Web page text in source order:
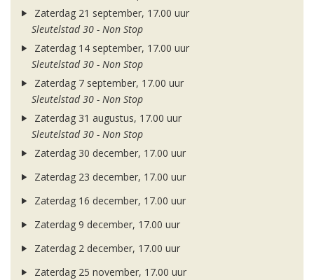
Zaterdag 21 september, 17.00 uur
Sleutelstad 30 - Non Stop
Zaterdag 14 september, 17.00 uur
Sleutelstad 30 - Non Stop
Zaterdag 7 september, 17.00 uur
Sleutelstad 30 - Non Stop
Zaterdag 31 augustus, 17.00 uur
Sleutelstad 30 - Non Stop
Zaterdag 30 december, 17.00 uur
Zaterdag 23 december, 17.00 uur
Zaterdag 16 december, 17.00 uur
Zaterdag 9 december, 17.00 uur
Zaterdag 2 december, 17.00 uur
Zaterdag 25 november, 17.00 uur